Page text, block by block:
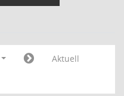
Aktuell